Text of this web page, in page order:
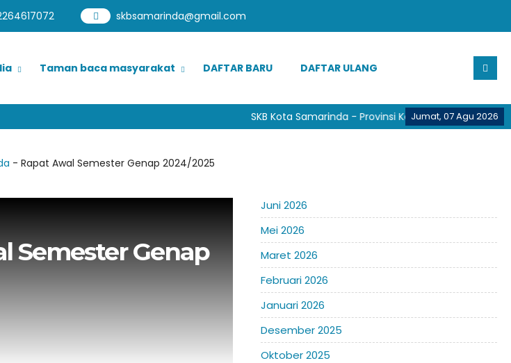
skbsamarinda@gmail.com
Taman baca masyarakat DAFTAR BARU DAFTAR ULANG
Jumat, 07 Agu 2026
SKB Kota Samarinda - Provinsi Kalimantan Timur
- Rapat Awal Semester Genap 2024/2025
Semester Genap
Juni 2026
Mei 2026
Maret 2026
Februari 2026
Januari 2026
Desember 2025
Oktober 2025